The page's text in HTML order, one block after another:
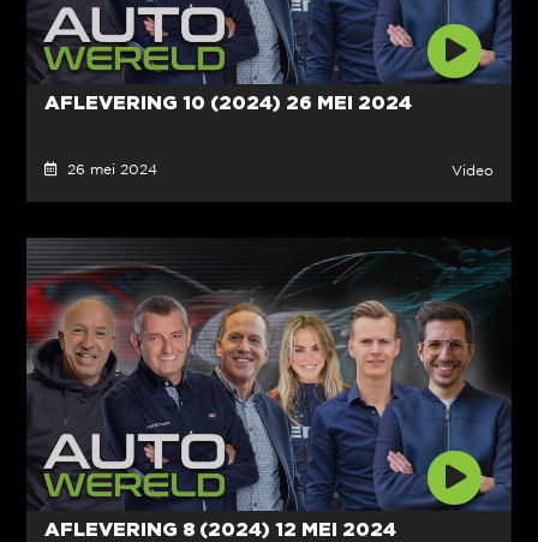
AFLEVERING 10 (2024) 26 MEI 2024
26 mei 2024 Video
AFLEVERING 8 (2024) 12 MEI 2024